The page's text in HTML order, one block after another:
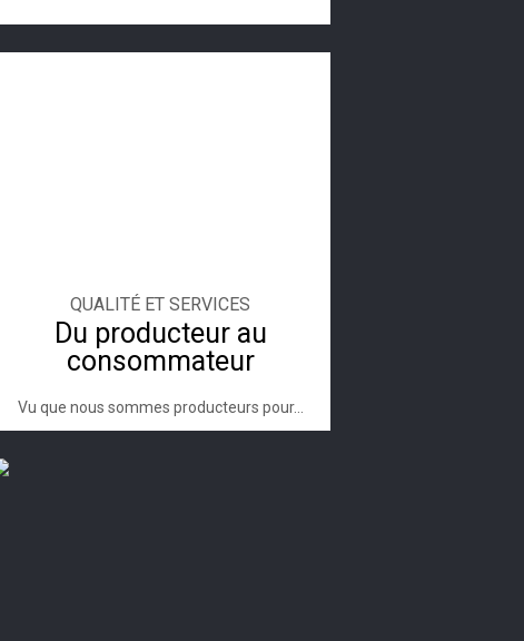
QUALITÉ ET SERVICES
Du producteur au
consommateur
Vu que nous sommes producteurs pour...